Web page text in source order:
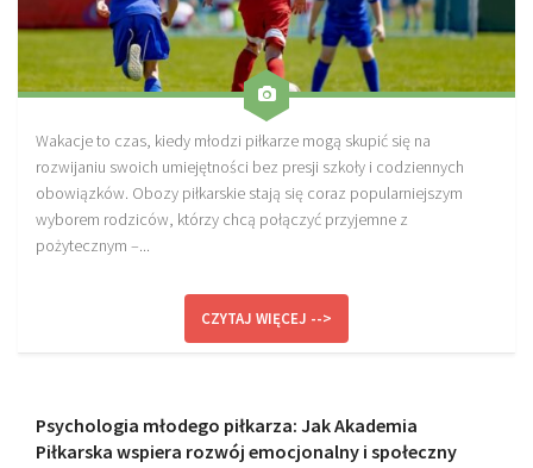
Wakacje to czas, kiedy młodzi piłkarze mogą skupić się na
rozwijaniu swoich umiejętności bez presji szkoły i codziennych
obowiązków. Obozy piłkarskie stają się coraz popularniejszym
wyborem rodziców, którzy chcą połączyć przyjemne z
pożytecznym –...
CZYTAJ WIĘCEJ -->
Psychologia młodego piłkarza: Jak Akademia
Piłkarska wspiera rozwój emocjonalny i społeczny